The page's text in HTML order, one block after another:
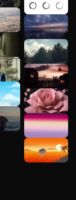
Meer
bekijken